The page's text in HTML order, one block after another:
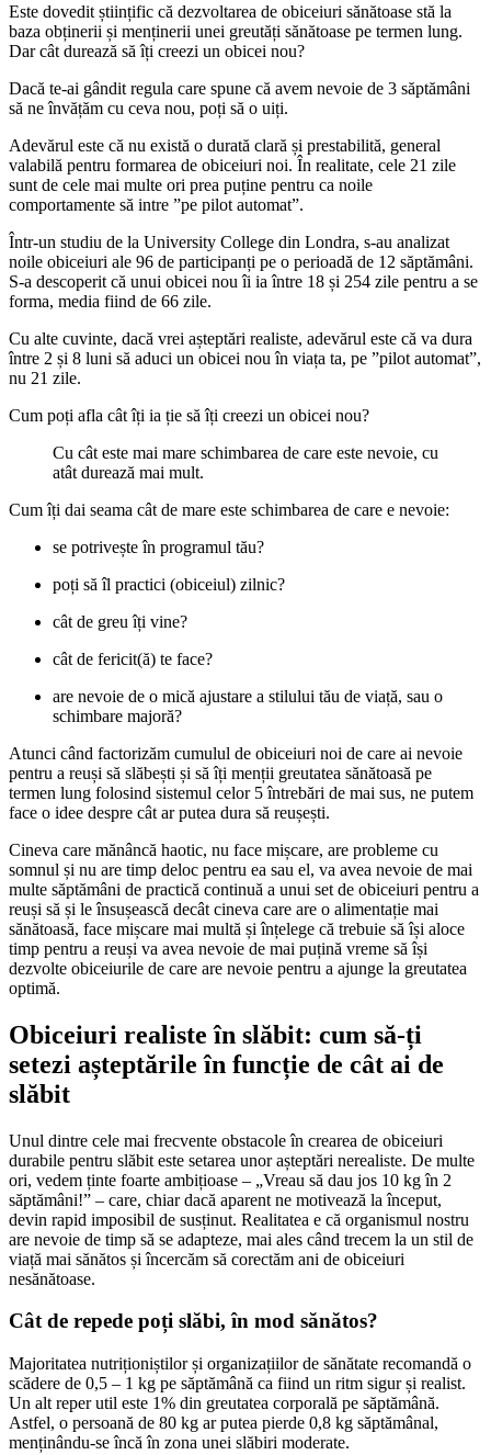
Este dovedit științific că dezvoltarea de obiceiuri sănătoase stă la
baza obținerii și menținerii unei greutăți sănătoase pe termen lung.
Dar cât durează să îți creezi un obicei nou?
Dacă te-ai gândit regula care spune că avem nevoie de 3 săptămâni
să ne învățăm cu ceva nou, poți să o uiți.
Adevărul este că nu există o durată clară și prestabilită, general
valabilă pentru formarea de obiceiuri noi. În realitate, cele 21 zile
sunt de cele mai multe ori prea puține pentru ca noile
comportamente să intre ”pe pilot automat”.
Într-un studiu de la University College din Londra, s-au analizat
noile obiceiuri ale 96 de participanți pe o perioadă de 12 săptămâni.
S-a descoperit că unui obicei nou îi ia între 18 și 254 zile pentru a se
forma, media fiind de 66 zile.
Cu alte cuvinte, dacă vrei așteptări realiste, adevărul este că va dura
între 2 și 8 luni să aduci un obicei nou în viața ta, pe ”pilot automat”,
nu 21 zile.
Cum poți afla cât îți ia ție să îți creezi un obicei nou?
Cu cât este mai mare schimbarea de care este nevoie, cu
atât durează mai mult.
Cum îți dai seama cât de mare este schimbarea de care e nevoie:
se potrivește în programul tău?
poți să îl practici (obiceiul) zilnic?
cât de greu îți vine?
cât de fericit(ă) te face?
are nevoie de o mică ajustare a stilului tău de viață, sau o
schimbare majoră?
Atunci când factorizăm cumulul de obiceiuri noi de care ai nevoie
pentru a reuși să slăbești și să îți menții greutatea sănătoasă pe
termen lung folosind sistemul celor 5 întrebări de mai sus, ne putem
face o idee despre cât ar putea dura să reușești.
Cineva care mănâncă haotic, nu face mișcare, are probleme cu
somnul și nu are timp deloc pentru ea sau el, va avea nevoie de mai
multe săptămâni de practică continuă a unui set de obiceiuri pentru a
reuși să și le însușească decât cineva care are o alimentație mai
sănătoasă, face mișcare mai multă și înțelege că trebuie să își aloce
timp pentru a reuși va avea nevoie de mai puțină vreme să își
dezvolte obiceiurile de care are nevoie pentru a ajunge la greutatea
optimă.
Obiceiuri realiste în slăbit: cum să-ți
setezi așteptările în funcție de cât ai de
slăbit
Unul dintre cele mai frecvente obstacole în crearea de obiceiuri
durabile pentru slăbit este setarea unor așteptări nerealiste. De multe
ori, vedem ținte foarte ambițioase – „Vreau să dau jos 10 kg în 2
săptămâni!” – care, chiar dacă aparent ne motivează la început,
devin rapid imposibil de susținut. Realitatea e că organismul nostru
are nevoie de timp să se adapteze, mai ales când trecem la un stil de
viață mai sănătos și încercăm să corectăm ani de obiceiuri
nesănătoase.
Cât de repede poți slăbi, în mod sănătos?
Majoritatea nutriționiștilor și organizațiilor de sănătate recomandă o
scădere de 0,5 – 1 kg pe săptămână ca fiind un ritm sigur și realist.
Un alt reper util este 1% din greutatea corporală pe săptămână.
Astfel, o persoană de 80 kg ar putea pierde 0,8 kg săptămânal,
menținându-se încă în zona unei slăbiri moderate.